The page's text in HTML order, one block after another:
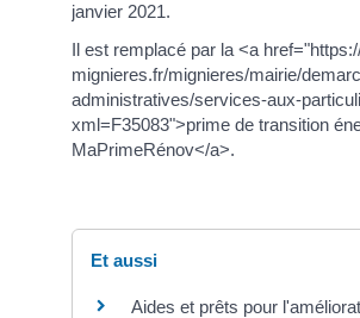
janvier 2021.
Il est remplacé par la <a
mignieres.fr/mignieres/mairie/
administratives/services-aux-
xml=F35083">prime de transition
MaPrimeRénov</a>.
Et aussi
Aides et prêts pour